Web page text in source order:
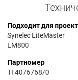
Подходит для
Synelec LiteMaster
LM800
Партномер
TI 4076768/0